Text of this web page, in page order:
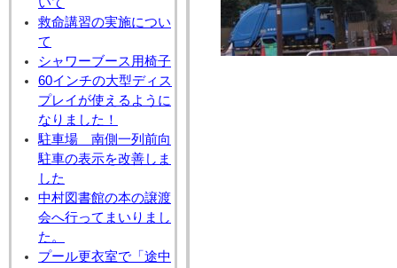
いて
救命講習の実施につい
て
シャワーブース用椅子
60インチの大型ディス
プレイが使えるように
なりました！
駐車場 南側一列前向
駐車の表示を改善しま
した
中村図書館の本の譲渡
会へ行ってまいりまし
た。
プール更衣室で「途中